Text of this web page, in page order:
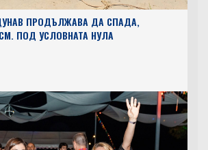
ПРОДЪЛЖАВА ДА СПАДА,
ПОД УСЛОВНАТА НУЛА